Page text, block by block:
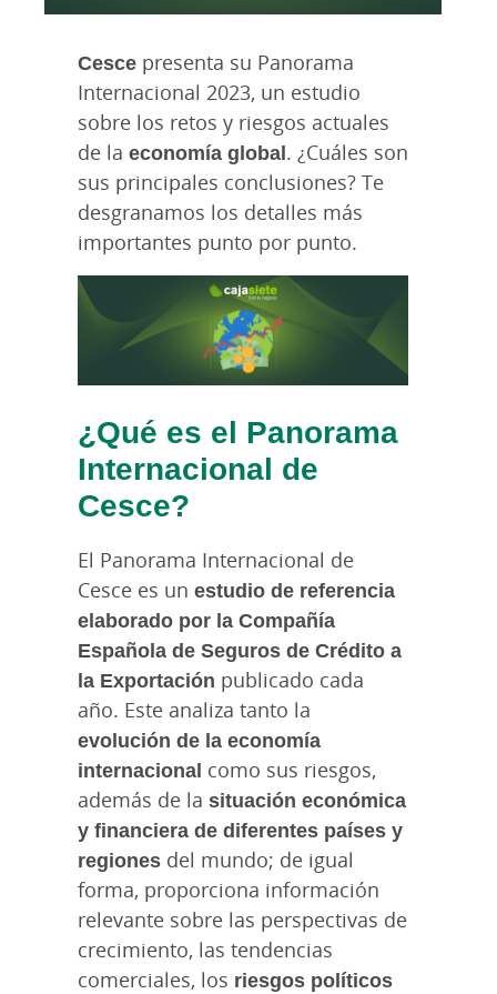
Cesce presenta su Panorama
Internacional 2023, un estudio
sobre los retos y riesgos actuales
de la economía global. ¿Cuáles son
sus principales conclusiones? Te
desgranamos los detalles más
importantes punto por punto.
¿Qué es el Panorama
Internacional de
Cesce?
El Panorama Internacional de
Cesce es un estudio de referencia
elaborado por la Compañía
Española de Seguros de Crédito a
la Exportación publicado cada
año. Este analiza tanto la
evolución de la economía
internacional como sus riesgos,
además de la situación económica
y financiera de diferentes países y
regiones del mundo; de igual
forma, proporciona información
relevante sobre las perspectivas de
crecimiento, las tendencias
comerciales, los riesgos políticos